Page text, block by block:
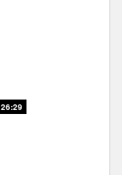
26:29